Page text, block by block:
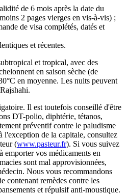
de 6 mois après la date du
2 pages vierges en vis-à-vis) ;
de visa complétés, datés et
et récentes.
et tropical, avec des
en saison sèche (de
en moyenne. Les nuits peuvent
Il est toutefois conseillé d'être
DT-polio, diphtérie, tétanos,
préventif contre le paludisme
l'exception de la capitale, consultez
(www.pasteur.fr). Si vous suivez
emporter vos médicaments en
sont mal approvisionnées,
Nous vous recommandons
contenant remèdes contre les
et répulsif anti-moustique.